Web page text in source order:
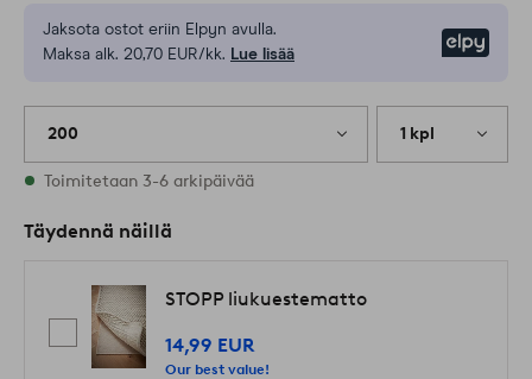
Jaksota ostot eriin Elpyn avulla.
Maksa alk. 20,70 EUR/kk. Lue lisää
200 1 kpl
Varastossa
Toimitetaan 3-6 arkipäivää
Täydennä näillä
STOPP liukuestematto
14,99 EUR
Our best value!